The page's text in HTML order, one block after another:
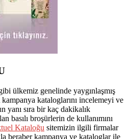
ülkemiz genelinde yaygınlaşmış
kataloglarını incelemeyi ve
yanı sıra bir kaç dakikalık
basılı broşürlerin de kullanımını
Kataloğu sitemizin ilgili firmalar
beraber kampanya ve kataloglar ile